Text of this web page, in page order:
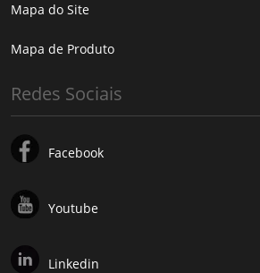
Mapa do Site
Mapa de Produto
Redes Sociais
Facebook
Youtube
Linkedin